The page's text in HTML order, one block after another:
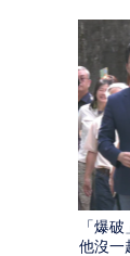
「爆
他沒一